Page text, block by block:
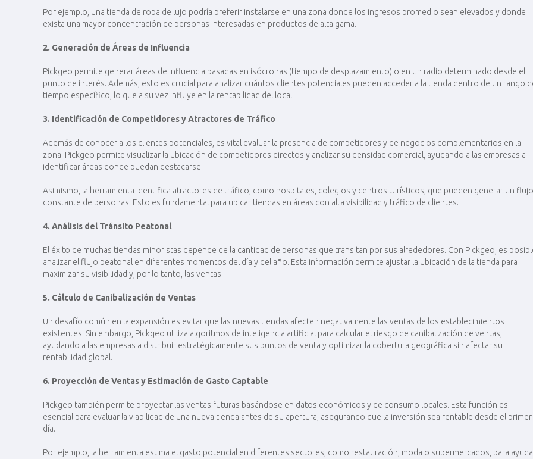
Por ejemplo, una tienda de ropa de lujo podría preferir instalarse en una zona donde los ingresos promedio sean elevados y donde
exista una mayor concentración de personas interesadas en productos de alta gama.
2. Generación de Áreas de Influencia
Pickgeo permite generar áreas de influencia basadas en isócronas (tiempo de desplazamiento) o en un radio determinado desde el
punto de interés. Además, esto es crucial para analizar cuántos clientes potenciales pueden acceder a la tienda dentro de un rango
tiempo específico, lo que a su vez influye en la rentabilidad del local​.
3. Identificación de Competidores y Atractores de Tráfico
Además de conocer a los clientes potenciales, es vital evaluar la presencia de competidores y de negocios complementarios en la
zona. Pickgeo permite visualizar la ubicación de competidores directos y analizar su densidad comercial, ayudando a las empresas a
identificar áreas donde puedan destacarse​.
Asimismo, la herramienta identifica atractores de tráfico, como hospitales, colegios y centros turísticos, que pueden generar un flujo
constante de personas. Esto es fundamental para ubicar tiendas en áreas con alta visibilidad y tráfico de clientes.
4. Análisis del Tránsito Peatonal
El éxito de muchas tiendas minoristas depende de la cantidad de personas que transitan por sus alrededores. Con Pickgeo, es
analizar el flujo peatonal en diferentes momentos del día y del año. Esta información permite ajustar la ubicación de la tienda para
maximizar su visibilidad y, por lo tanto, las ventas​.
5. Cálculo de Canibalización de Ventas
Un desafío común en la expansión es evitar que las nuevas tiendas afecten negativamente las ventas de los establecimientos
existentes. Sin embargo, Pickgeo utiliza algoritmos de inteligencia artificial para calcular el riesgo de canibalización de ventas,
ayudando a las empresas a distribuir estratégicamente sus puntos de venta y optimizar la cobertura geográfica sin afectar su
rentabilidad global​.
6. Proyección de Ventas y Estimación de Gasto Captable
Pickgeo también permite proyectar las ventas futuras basándose en datos económicos y de consumo locales. Esta función es
esencial para evaluar la viabilidad de una nueva tienda antes de su apertura, asegurando que la inversión sea rentable desde el primer
día​.
Por ejemplo, la herramienta estima el gasto potencial en diferentes sectores, como restauración, moda o supermercados, para